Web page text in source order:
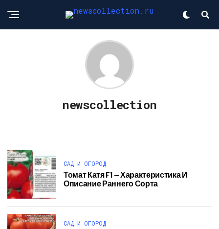
newscollection
САД И ОГОРОД
Томат Катя F1 — Характеристика И
Описание Раннего Сорта
САД И ОГОРОД